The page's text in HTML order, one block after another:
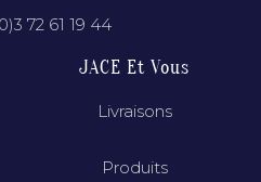
72 61 19 44
JACE Et Vous
Livraisons
Produits